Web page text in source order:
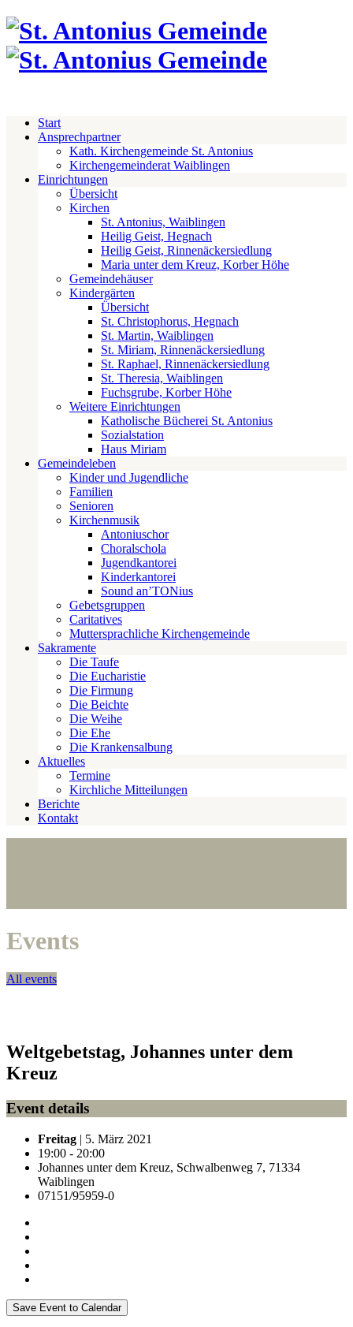
Start
Ansprechpartner
Kath. Kirchengemeinde St. Antonius
Kirchengemeinderat Waiblingen
Einrichtungen
Übersicht
Kirchen
St. Antonius, Waiblingen
Heilig Geist, Hegnach
Heilig Geist, Rinnenäckersiedlung
Maria unter dem Kreuz, Korber Höhe
Gemeindehäuser
Kindergärten
Übersicht
St. Christophorus, Hegnach
St. Martin, Waiblingen
St. Miriam, Rinnenäckersiedlung
St. Raphael, Rinnenäckersiedlung
St. Theresia, Waiblingen
Fuchsgrube, Korber Höhe
Weitere Einrichtungen
Katholische Bücherei St. Antonius
Sozialstation
Haus Miriam
Gemeindeleben
Kinder und Jugendliche
Familien
Senioren
Kirchenmusik
Antoniuschor
Choralschola
Jugendkantorei
Kinderkantorei
Sound an’TONius
Gebetsgruppen
Caritatives
Muttersprachliche Kirchengemeinde
Sakramente
Die Taufe
Die Eucharistie
Die Firmung
Die Beichte
Die Weihe
Die Ehe
Die Krankensalbung
Aktuelles
Termine
Kirchliche Mitteilungen
Berichte
Kontakt
Events
All events
Weltgebetstag, Johannes unter dem
Kreuz
Event details
Freitag | 5. März 2021
19:00 - 20:00
Johannes unter dem Kreuz, Schwalbenweg 7, 71334
Waiblingen
07151/95959-0
Save Event to Calendar